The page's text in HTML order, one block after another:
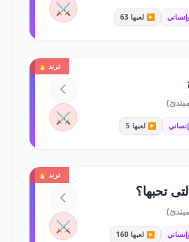
▶️ لعبها 63 ⚔️
ترند 🔥
▶️ لعبها 5 ⚔️
ترند 🔥
تحبها؟
▶️ لعبها 160 ⚔️